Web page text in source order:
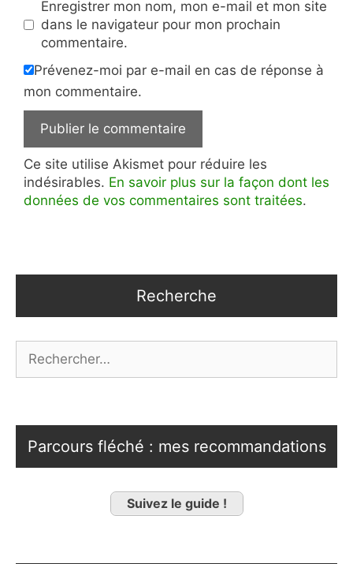
Enregistrer mon nom, mon e-mail et mon site
dans le navigateur pour mon prochain
commentaire.
Prévenez-moi par e-mail en cas de réponse à
mon commentaire.
Ce site utilise Akismet pour réduire les
indésirables. En savoir plus sur la façon dont les
données de vos commentaires sont traitées.
Recherche
Parcours fléché : mes recommandations
Suivez le guide !